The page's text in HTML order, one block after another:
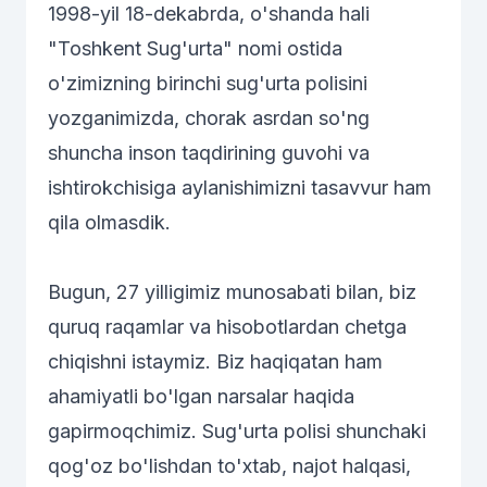
1998-yil 18-dekabrda, o'shanda hali
"Toshkent Sug'urta" nomi ostida
o'zimizning birinchi sug'urta polisini
yozganimizda, chorak asrdan so'ng
shuncha inson taqdirining guvohi va
ishtirokchisiga aylanishimizni tasavvur ham
qila olmasdik.
Bugun, 27 yilligimiz munosabati bilan, biz
quruq raqamlar va hisobotlardan chetga
chiqishni istaymiz. Biz haqiqatan ham
ahamiyatli bo'lgan narsalar haqida
gapirmoqchimiz. Sug'urta polisi shunchaki
qog'oz bo'lishdan to'xtab, najot halqasi,